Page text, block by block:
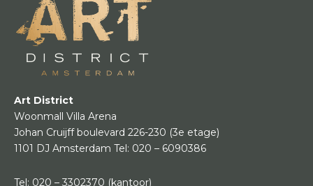
Art District
Woonmall Villa Arena
Johan Cruijff boulevard 226-230 (3e etage)
1101 DJ Amsterdam Tel: 020 – 6090386
Tel: 020 – 3302370 (kantoor)